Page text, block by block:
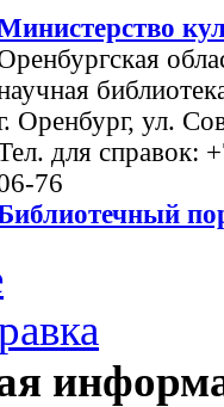
Оренбург, ул.
для справок:
76